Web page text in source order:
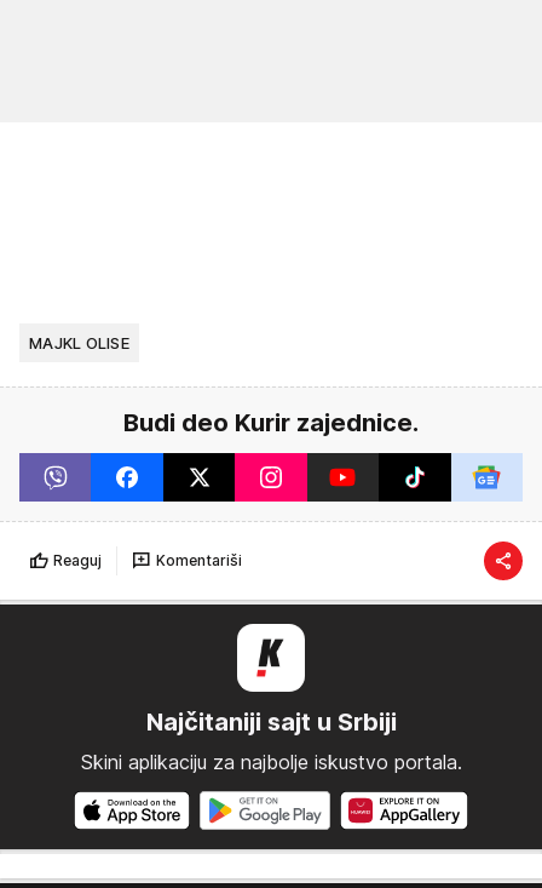
MAJKL OLISE
Budi deo Kurir zajednice.
Reaguj Komentariši
Najčitaniji sajt u Srbiji
Skini aplikaciju za najbolje iskustvo portala.